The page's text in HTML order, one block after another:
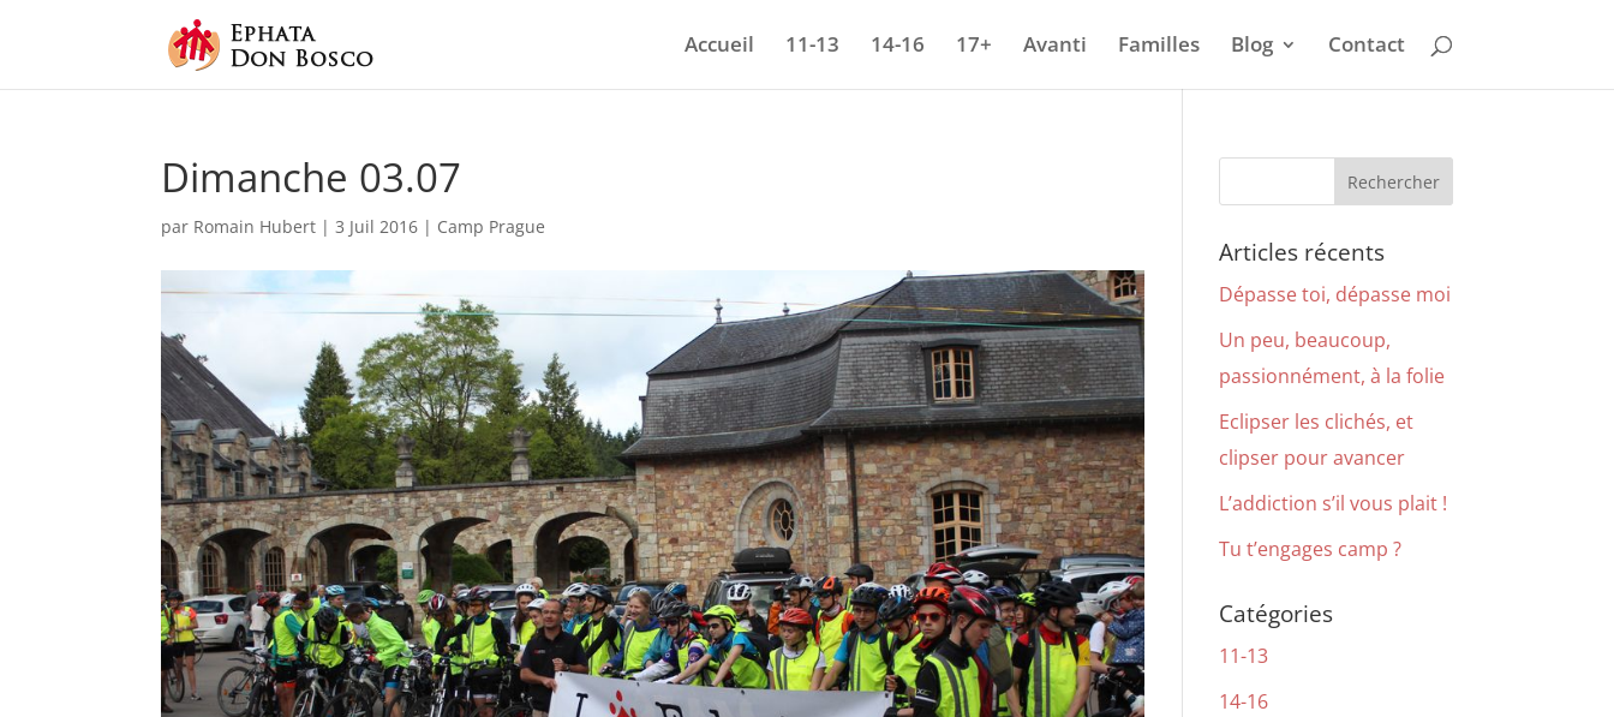
Accueil 11-13 14-16 17+ Avanti Familles Blog Contact
Dimanche 03.07
par Romain Hubert |3 Juil 2016 | Camp Prague
Articles récents
Dépasse toi, dépasse moi
Un peu, beaucoup,
passionnément, à la folie
Eclipser les clichés, et
clipser pour avancer
L’addiction s’il vous plait !
Tu t’engages camp ?
Catégories
11-13
14-16